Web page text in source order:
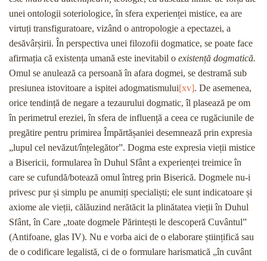
unei ontologii soteriologice, în sfera experienței mistice, ea are
virtuți transfiguratoare, vizând o antropologie a epectazei, a
desăvârșirii. În perspectiva unei filozofii dogmatice, se poate face
afirmația că existența umană este inevitabil o existență dogmatică.
Omul se anulează ca persoană în afara dogmei, se destramă sub
presiunea istovitoare a ispitei adogmatismului[xv]. De asemenea,
orice tendință de negare a tezaurului dogmatic, îl plasează pe om
în perimetrul ereziei, în sfera de influență a ceea ce rugăciunile de
pregătire pentru primirea Împărtășaniei desemnează prin expresia
„lupul cel nevăzut/înțelegător”. Dogma este expresia vieții mistice
a Bisericii, formularea în Duhul Sfânt a experienței treimice în
care se cufundă/botează omul întreg prin Biserică. Dogmele nu-i
privesc pur și simplu pe anumiți specialiști; ele sunt indicatoare și
axiome ale vieții, călăuzind nerătăcit la plinătatea vieții în Duhul
Sfânt, în Care „toate dogmele Părintești le descoperă Cuvântul”
(Antifoane, glas IV). Nu e vorba aici de o elaborare științifică sau
de o codificare legalistă, ci de o formulare harismatică „în cuvânt